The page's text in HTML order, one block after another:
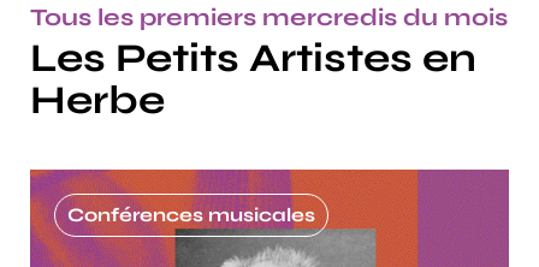
Tous les premiers mercredis du mois
Les Petits Artistes en
Herbe
Conférences musicales